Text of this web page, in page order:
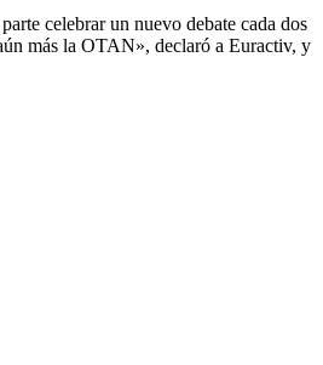
celebrar un nuevo debate cada dos
más la OTAN», declaró a Euractiv, y